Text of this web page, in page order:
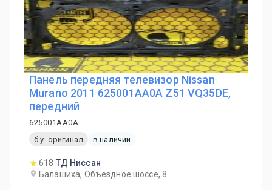
Панель передняя телевизор Nissan
Murano 2011 625001AA0A Z51 VQ35DE,
передний
625001AA0A
б.у. оригинал
в наличии
618 ТД Ниссан
Балашиха, Объездное шоссе, 8